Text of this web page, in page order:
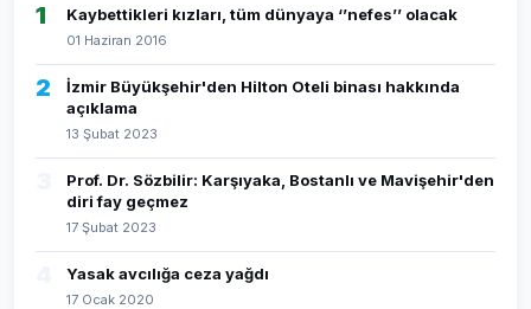
1 Kaybettikleri kızları, tüm dünyaya ‘’nefes’’ olacak
01 Haziran 2016
2
İzmir Büyükşehir'den Hilton Oteli binası hakkında
açıklama
13 Şubat 2023
Prof. Dr. Sözbilir: Karşıyaka, Bostanlı ve Mavişehir'den
diri fay geçmez
17 Şubat 2023
Yasak avcılığa ceza yağdı
17 Ocak 2020